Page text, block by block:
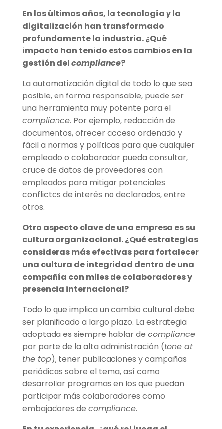
En los últimos años, la tecnología y la
digitalización han transformado
profundamente la industria. ¿Qué
impacto han tenido estos cambios en la
gestión delcompliance?
La automatización digital de todo lo que sea
posible, en forma responsable, puede ser
una herramienta muy potente para el
compliance. Por ejemplo, redacción de
documentos, ofrecer acceso ordenado y
fácil a normas y políticas para que cualquier
empleado o colaborador pueda consultar,
cruce de datos de proveedores con
empleados para mitigar potenciales
conflictos de interés no declarados, entre
otros.
Otro aspecto clave de una empresa es su
cultura organizacional. ¿Quéestrategias
consideras más efectivas para fortalecer
una cultura de integridad dentro de una
compañía con miles de colaboradores y
presencia internacional?
Todo lo que implica un cambio cultural debe
ser planificado a largo plazo. La estrategia
adoptada es siempre hablar de compliance
por parte de la alta administración (tone at
the top), tener publicaciones y campañas
periódicas sobre el tema, así como
desarrollar programas en los que puedan
participar más colaboradores como
embajadores de compliance.